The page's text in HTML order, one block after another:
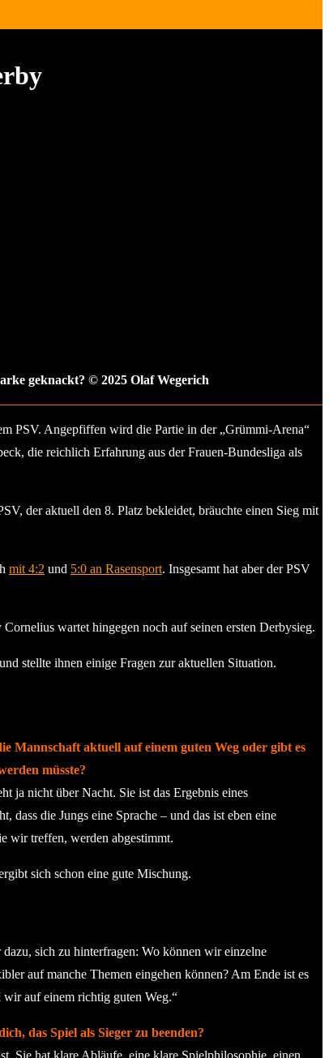
geknackt? © 2025 Olaf Wegerich
PSV. Angepfiffen wird die Partie in der „Grümmi-Arena“
die reichlich Erfahrung aus der Frauen-Bundesliga als
der aktuell den 8. Platz bekleidet, bräuchte einen Sieg mit
mit 4:2 und 5:0 an Rasensport. Insgesamt hat aber der PSV
wartet hingegen noch auf seinen ersten Derbysieg.
stellte ihnen einige Fragen zur aktuellen Situation.
Mannschaft aktuell auf einem guten Weg oder gibt es
müsste?
ja nicht über Nacht. Sie ist das Ergebnis eines
dass die Jungs eine Sprache – und das ist eben eine
wir treffen, werden abgestimmt.
sich schon eine gute Mischung.
sich zu hinterfragen: Wo können wir einzelne
auf manche Themen eingehen können? Am Ende ist es
wir auf einem richtig guten Weg.“
das Spiel als Sieger zu beenden?
Sie hat klare Abläufe, eine klare Spielphilosophie, einen